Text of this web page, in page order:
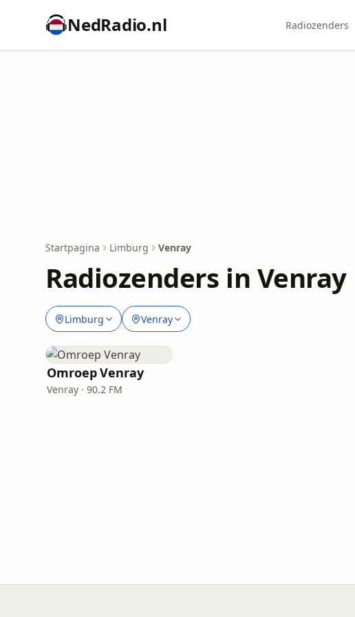
NedRadio.nl Radiozenders
Startpagina Limburg Venray
Radiozenders in Venray
Limburg Venray
Omroep Venray
Venray · 90.2 FM